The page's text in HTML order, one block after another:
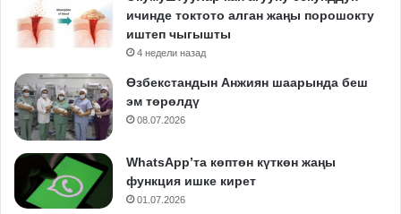
ичинде токтото алган жаңы порошокту
иштеп чыгышты
4 недели назад
Өзбекстандын Анжиян шаарында беш
эм төрөлдү
08.07.2026
WhatsApp’та көптөн күткөн жаңы
функция ишке кирет
01.07.2026